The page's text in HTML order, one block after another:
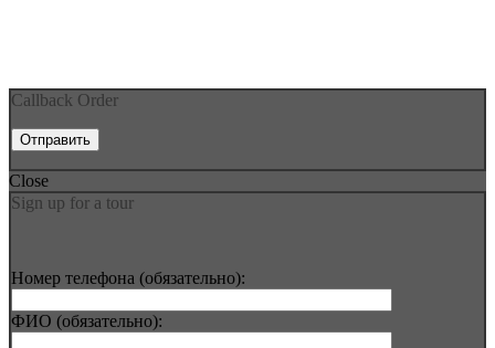
Callback Order
Close
Sign up for a tour
Номер телефона (обязательно):
ФИО (обязательно):